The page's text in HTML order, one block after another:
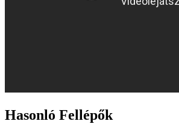
Hasonló Fellépők